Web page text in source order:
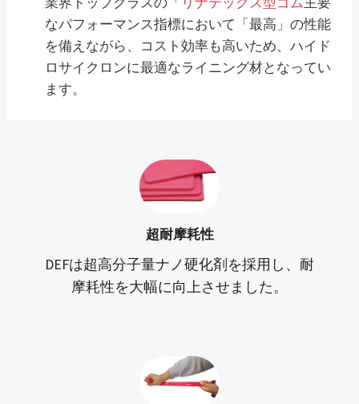
なパフォーマンス指標において「最高」の性能
を備えながら、コスト効率も高いため、ハイド
ロサイクロンに最適なライニング材となってい
ます。
超耐摩耗性
DEFは超高分子量ナノ硬化剤を採用し、耐
摩耗性を大幅に向上させました。